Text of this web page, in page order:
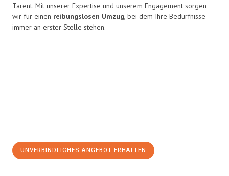
Tarent. Mit unserer Expertise und unserem Engagement sorgen
wir für einen reibungslosen Umzug, bei dem Ihre Bedürfnisse
immer an erster Stelle stehen.
UNVERBINDLICHES ANGEBOT ERHALTEN